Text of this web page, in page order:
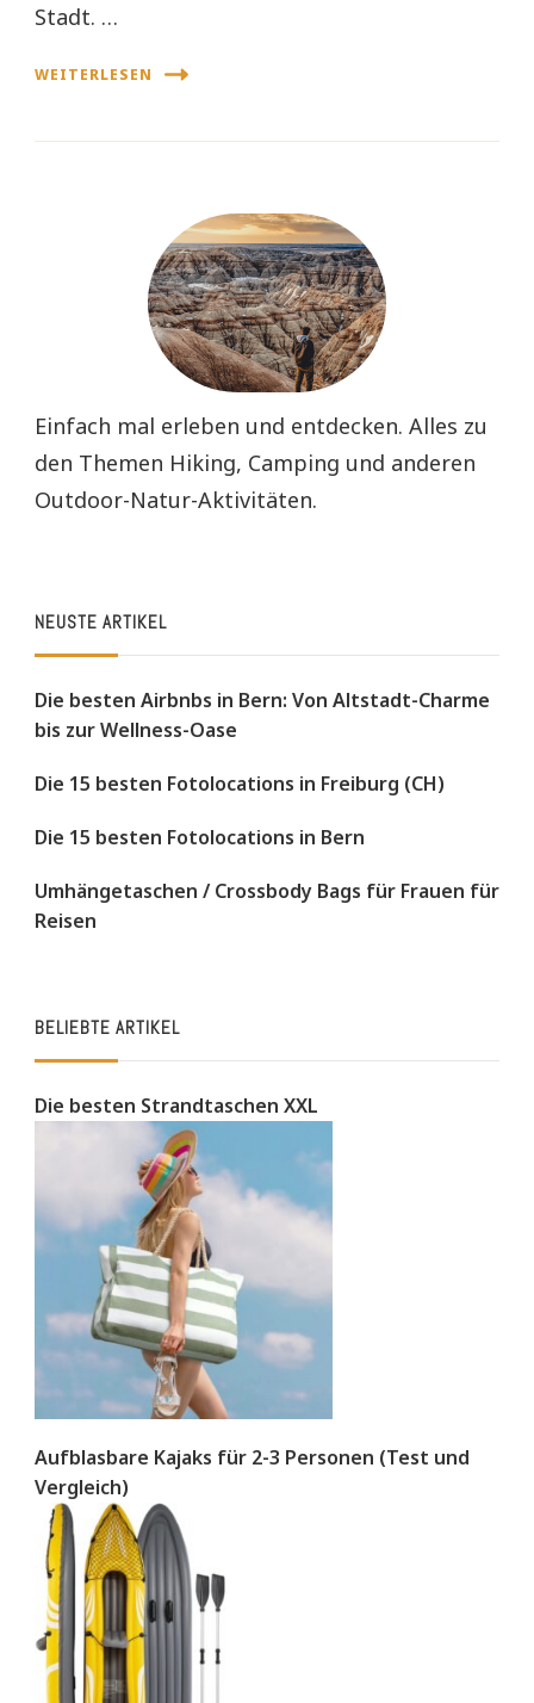
Stadt. …
WEITERLESEN
Einfach mal erleben und entdecken. Alles zu
den Themen Hiking, Camping und anderen
Outdoor-Natur-Aktivitäten.
NEUSTE ARTIKEL
Die besten Airbnbs in Bern: Von Altstadt-Charme
bis zur Wellness-Oase
Die 15 besten Fotolocations in Freiburg (CH)
Die 15 besten Fotolocations in Bern
Umhängetaschen / Crossbody Bags für Frauen für
Reisen
BELIEBTE ARTIKEL
Die besten Strandtaschen XXL
Aufblasbare Kajaks für 2-3 Personen (Test und
Vergleich)